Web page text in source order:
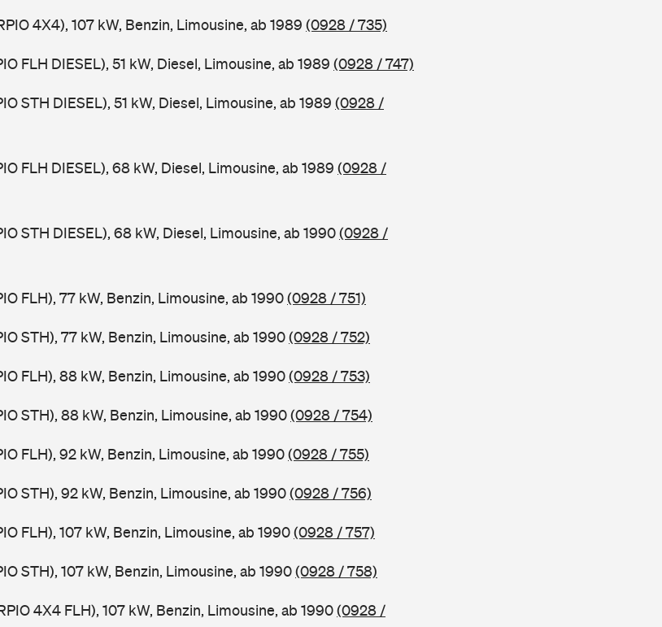
4X4), 107 kW, Benzin, Limousine, ab 1989 (0928 / 735)
FLH DIESEL), 51 kW, Diesel, Limousine, ab 1989 (0928 / 747)
STH DIESEL), 51 kW, Diesel, Limousine, ab 1989 (0928 /
FLH DIESEL), 68 kW, Diesel, Limousine, ab 1989 (0928 /
STH DIESEL), 68 kW, Diesel, Limousine, ab 1990(0928 /
FLH), 77 kW, Benzin, Limousine, ab 1990(0928 / 751)
STH), 77 kW, Benzin, Limousine, ab 1990(0928 / 752)
FLH), 88 kW, Benzin, Limousine, ab 1990(0928 / 753)
STH), 88 kW, Benzin, Limousine, ab 1990(0928 / 754)
FLH), 92 kW, Benzin, Limousine, ab 1990(0928 / 755)
STH), 92 kW, Benzin, Limousine, ab 1990(0928 / 756)
FLH), 107 kW, Benzin, Limousine, ab 1990(0928 / 757)
STH), 107 kW, Benzin, Limousine, ab 1990(0928 / 758)
4X4 FLH), 107 kW, Benzin, Limousine, ab 1990(0928 /